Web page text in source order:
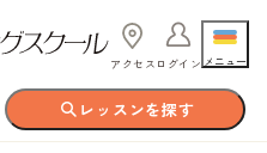
アクセス ログイン メニュー
レッスンを探す